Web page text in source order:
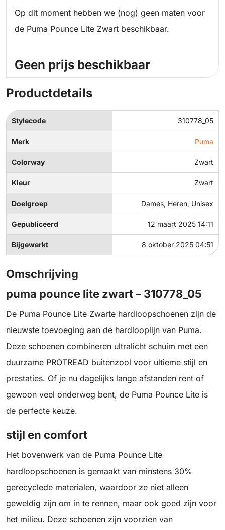
Op dit moment hebben we (nog) geen maten voor
de Puma Pounce Lite Zwart beschikbaar.
Geen prijs beschikbaar
Productdetails
Stylecode 310778_05
Merk Puma
Colorway Zwart
Kleur Zwart
Doelgroep Dames, Heren, Unisex
Gepubliceerd 12 maart 2025 14:11
Bijgewerkt 8 oktober 2025 04:51
Omschrijving
puma pounce lite zwart – 310778_05
De Puma Pounce Lite Zwarte hardloopschoenen zijn de
nieuwste toevoeging aan de hardlooplijn van Puma.
Deze schoenen combineren ultralicht schuim met een
duurzame PROTREAD buitenzool voor ultieme stijl en
prestaties. Of je nu dagelijks lange afstanden rent of
gewoon veel onderweg bent, de Puma Pounce Lite is
de perfecte keuze.
stijl en comfort
Het bovenwerk van de Puma Pounce Lite
hardloopschoenen is gemaakt van minstens 30%
gerecyclede materialen, waardoor ze niet alleen
geweldig zijn om in te rennen, maar ook goed zijn voor
het milieu. Deze schoenen zijn voorzien van